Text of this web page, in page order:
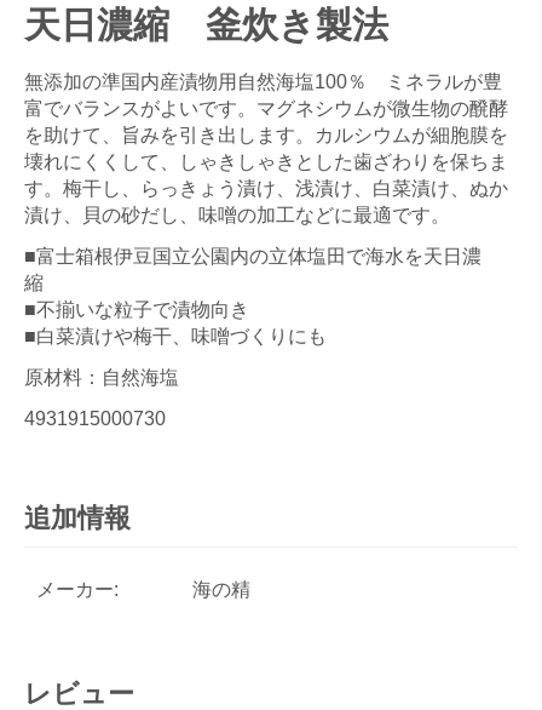
天日濃縮 釜炊き製法
無添加の準国内産漬物用自然海塩100％ ミネラルが豊
富でバランスがよいです。マグネシウムが微生物の醗酵
を助けて、旨みを引き出します。カルシウムが細胞膜を
壊れにくくして、しゃきしゃきとした歯ざわりを保ちま
す。梅干し、らっきょう漬け、浅漬け、白菜漬け、ぬか
漬け、貝の砂だし、味噌の加工などに最適です。
■富士箱根伊豆国立公園内の立体塩田で海水を天日濃
縮
■不揃いな粒子で漬物向き
■白菜漬けや梅干、味噌づくりにも
原材料：自然海塩
4931915000730
追加情報
メーカー: 海の精
レビュー